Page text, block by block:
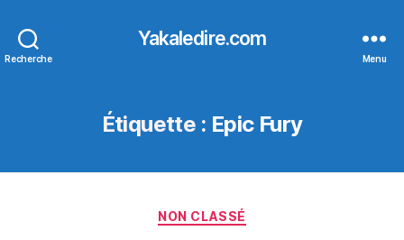
Recherche
Yakaledire.com
Menu
Étiquette : Epic Fury
Catégories
NON CLASSÉ